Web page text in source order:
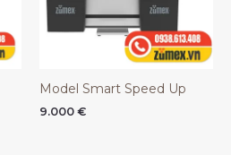
Model Smart Speed Up
9.000 €